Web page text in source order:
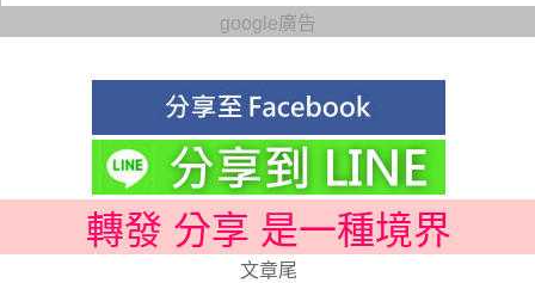
google廣告
轉發 分享 是一種境界
文章尾